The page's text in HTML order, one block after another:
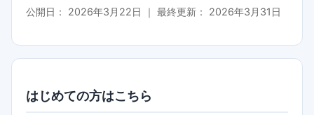
公開日： 2026年3月22日 ｜ 最終更新： 2026年3月31日
はじめての方はこちら